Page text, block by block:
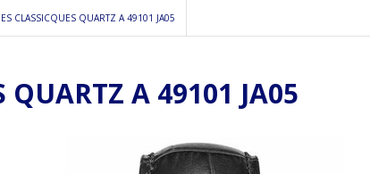
CLASSICQUES QUARTZ A 49101 JA05
QUARTZ A 49101 JA05